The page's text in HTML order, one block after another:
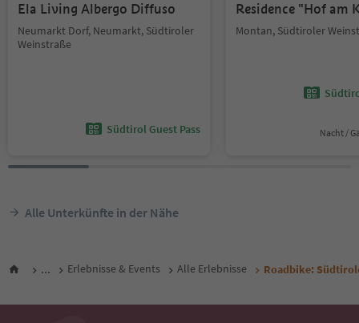
Ela Living Albergo Diffuso
Neumarkt Dorf, Neumarkt, Südtiroler
Weinstraße
Südtirol Guest Pass
Residence "Hof am
Montan, Südtiroler
Nacht /
Alle Unterkünfte in der Nähe
... Erlebnisse & Events Alle Erlebnisse Roadbike: